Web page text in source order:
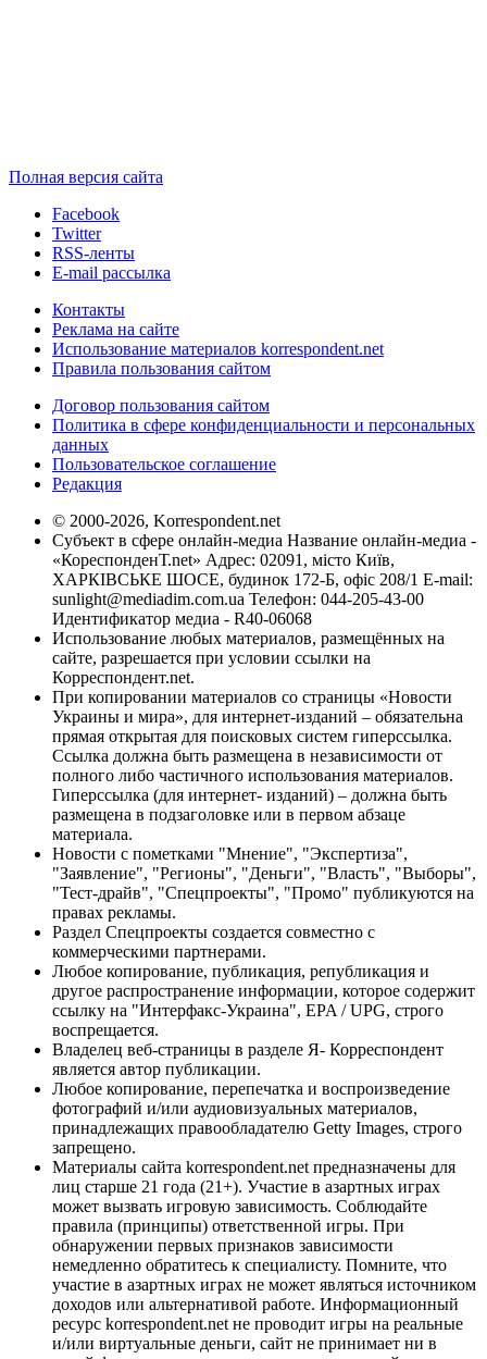
Полная версия сайта
Facebook
Twitter
RSS-ленты
E-mail рассылка
Контакты
Реклама на сайте
Использование материалов korrespondent.net
Правила пользования сайтом
Договор пользования сайтом
Политика в сфере конфиденциальности и персональных
данных
Пользовательское соглашение
Редакция
© 2000-2026, Korrespondent.net
Субъект в сфере онлайн-медиа Название онлайн-медиа -
«КореспонденТ.net» Адрес: 02091, місто Київ,
ХАРКІВСЬКЕ ШОСЕ, будинок 172-Б, офіс 208/1 E-mail:
sunlight@mediadim.com.ua Телефон: 044-205-43-00
Идентификатор медиа - R40-06068
Использование любых материалов, размещённых на
сайте, разрешается при условии ссылки на
Корреспондент.net.
При копировании материалов со страницы «Новости
Украины и мира», для интернет-изданий – обязательна
прямая открытая для поисковых систем гиперссылка.
Ссылка должна быть размещена в независимости от
полного либо частичного использования материалов.
Гиперссылка (для интернет- изданий) – должна быть
размещена в подзаголовке или в первом абзаце
материала.
Новости с пометками "Мнение", "Экспертиза",
"Заявление", "Регионы", "Деньги", "Власть", "Выборы",
"Тест-драйв", "Спецпроекты", "Промо" публикуются на
правах рекламы.
Раздел Спецпроекты создается совместно с
коммерческими партнерами.
Любое копирование, публикация, републикация и
другое распространение информации, которое содержит
ссылку на "Интерфакс-Украина", EPA / UPG, строго
воспрещается.
Владелец веб-страницы в разделе Я- Корреспондент
является автор публикации.
Любое копирование, перепечатка и воспроизведение
фотографий и/или аудиовизуальных материалов,
принадлежащих правообладателю Getty Images, строго
запрещено.
Материалы сайта korrespondent.net предназначены для
лиц старше 21 года (21+). Участие в азартных играх
может вызвать игровую зависимость. Соблюдайте
правила (принципы) ответственной игры. При
обнаружении первых признаков зависимости
немедленно обратитесь к специалисту. Помните, что
участие в азартных играх не может являться источником
доходов или альтернативой работе. Информационный
ресурс korrespondent.net не проводит игры на реальные
и/или виртуальные деньги, сайт не принимает ни в